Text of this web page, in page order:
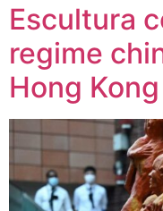
Escultura
regime
Hong Kong